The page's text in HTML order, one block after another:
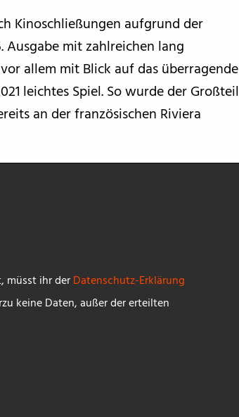
Kinoschließungen aufgrund der
Ausgabe mit zahlreichen lang
allem mit Blick auf das überragende
leichtes Spiel. So wurde der Großteil
an der französischen Riviera
müsst ihr derDatenschutz-Erklärung
keine Daten, außer der erteilten